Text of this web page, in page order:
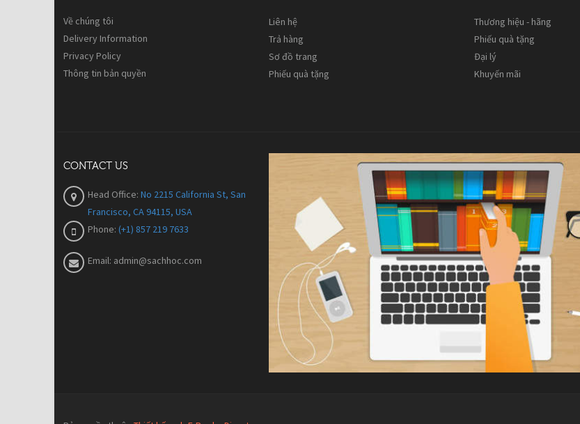
Về chúng tôi
Delivery Information
Privacy Policy
Thông tin bản quyền
Liên hệ
Trả hàng
Sơ đồ trang
Phiếu quà tặng
Thương hiệu - hãng
Phiếu quà tặng
Đại lý
Khuyến mãi
CONTACT US
Head Office: No 2215 California St, San
Francisco, CA 94115, USA
Phone: (+1) 857 219 7633
Email: admin@sachhoc.com